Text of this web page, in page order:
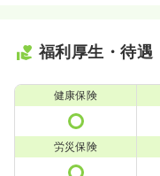
福利厚生・待遇
健康保険
労災保険